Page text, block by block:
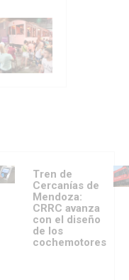
Tren de
Cercanías de
Mendoza:
CRRC avanza
con el diseño
de los
cochemotores